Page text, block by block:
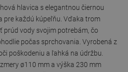
hlavica s elegantnou čiernou
pre každú kúpeľňu. Vďaka trom
vody svojim potrebám, čo
počas sprchovania. Vyrobená z
poškodeniu a ľahká na údržbu.
ø110 mm a výška 230 mm